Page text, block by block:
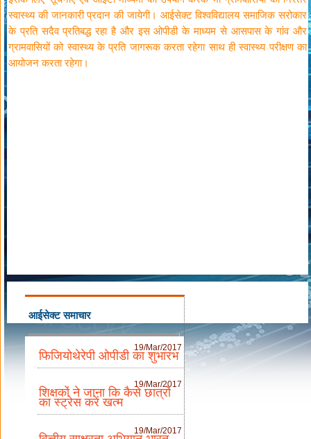
स्वास्थ्य की जानकारी प्रदान की जायेगी। आईसेक्ट विश्वविद्यालय समाजिक सरोकार
के प्रति सदैव प्रतिबद्ध रहा है और इस ओपीडी के माध्यम से आसपास के गांव और
ग्रामवासियों को स्वास्थ्य के प्रति जागरूक करता रहेगा साथ ही स्वास्थ्य परीक्षण का
आयोजन करता रहेगा।
आईसेक्ट समाचार
19/Mar/2017
फिजियोथेरेपी ओपीडी का शुभारंभ
19/Mar/2017
शिक्षकों ने जाना कि कैसे छात्रों
का स्ट्रेस करें खत्म
19/Mar/2017